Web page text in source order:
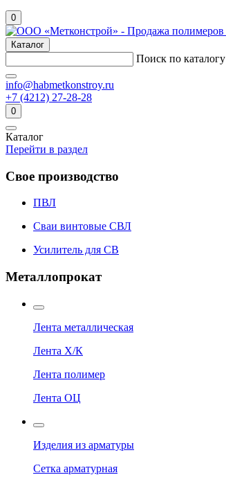
0
Каталог
Поиск по каталогу
info@habmetkonstroy.ru
+7 (4212) 27-28-28
0
Каталог
Перейти в раздел
Свое производство
ПВЛ
Сваи винтовые СВЛ
Усилитель для СВ
Металлопрокат
Лента металлическая
Лента Х/К
Лента полимер
Лента ОЦ
Изделия из арматуры
Сетка арматурная